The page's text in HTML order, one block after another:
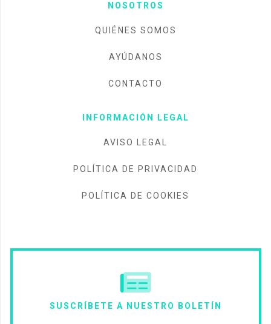
NOSOTROS
QUIÉNES SOMOS
AYÚDANOS
CONTACTO
INFORMACIÓN LEGAL
AVISO LEGAL
POLÍTICA DE PRIVACIDAD
POLÍTICA DE COOKIES
SUSCRÍBETE A NUESTRO BOLETÍN